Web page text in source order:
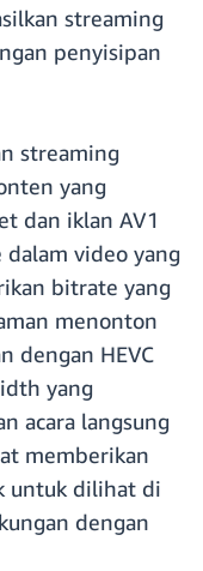
streaming
penyisipan
streaming
yang
dan iklan AV1
video yang
bitrate yang
menonton
dengan HEVC
yang
acara langsung
memberikan
untuk dilihat di
dengan